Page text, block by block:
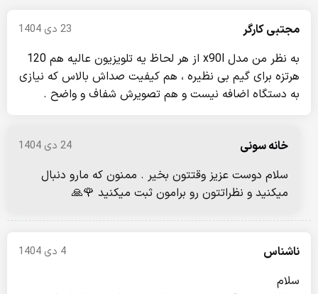
مجتبی کارگر 23 دی 1404
به نظر من مدل x90l از هر لحاظ یه تلویزیون عالیه هم 120
هرتزه برای گیم بی نظیره ، هم کیفیت صداش بالاس که نیازی
به دستگاه اضافه نیست و هم تصویرش شفاف و واضح .
خانه سونی 24 دی 1404
سلام دوست عزیز وقتتون بخیر . ممنون که مارو دنبال
میکنید و نظراتتون رو برامون ثبت میکنید 🌹🙏
ناشناس 4 دی 1404
سلام